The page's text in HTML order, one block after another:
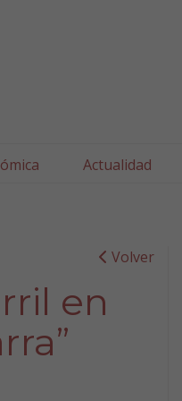
Actualidad
Volver
en